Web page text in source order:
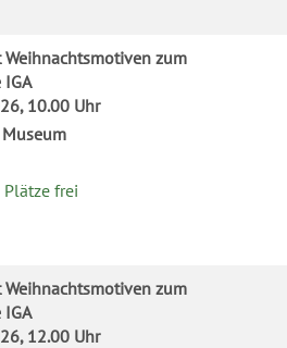
zum
10.00 Uhr
frei
zum
12.00 Uhr